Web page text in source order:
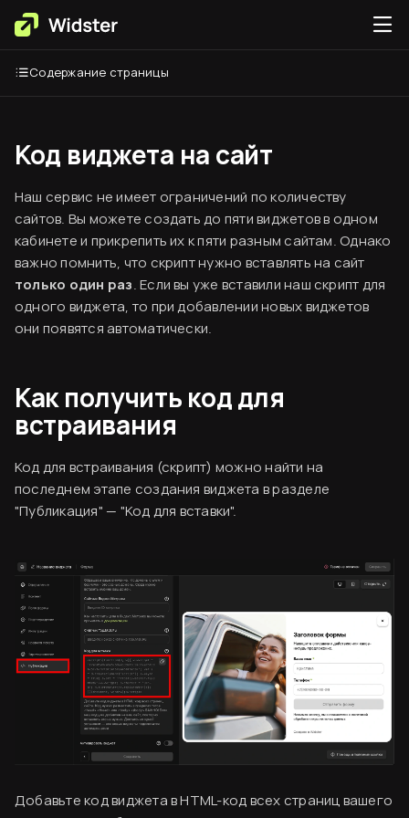
Вводная информация
База знаний
Создание аккаунта
Код виджета
Код виджета на сайт
Наш сервис не имеет ограничений по количеству
сайтов. Вы можете создать до пяти виджетов в одном
кабинете и прикрепить их к пяти разным сайтам. Однако
важно помнить, что скрипт нужно вставлять на сайт
только один раз. Если вы уже вставили наш скрипт для
одного виджета, то при добавлении новых виджетов
они появятся автоматически.
Как получить код для
встраивания
Код для встраивания (скрипт) можно найти на
последнем этапе создания виджета в разделе
"Публикация" — "Код для вставки".
Добавьте код виджета в HTML-код всех страниц вашего
Содержание страницы
Согласен
Финальный ужин Два шефа – одна кухня